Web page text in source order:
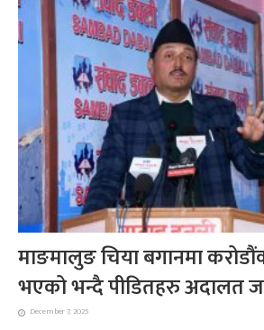
माङमालुङ चिया बगानमा
भएको भन्दै पीडितहरु अदालत
December 7, 2025